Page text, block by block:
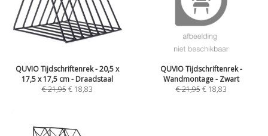
QUVIO Tijdschriftenrek - 20,5 x
17,5 x 17,5 cm - Draadstaal
€21,95 € 18,83
QUVIO Tijdschriftenrek -
Wandmontage - Zwart
€21,95 € 18,83